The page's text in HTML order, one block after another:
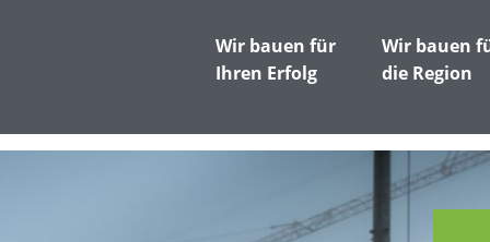
Wir bauen für
Ihren Erfolg
Wir bauen
die Region